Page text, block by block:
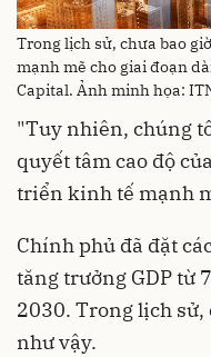
Trong lịch sử, chưa bao
mạnh mẽ cho giai đoạn
Capital. Ảnh minh họa:
"Tuy nhiên, chúng
quyết tâm cao độ
triển kinh tế mạnh
Chính phủ đã đặt
tăng trưởng GDP từ
2030. Trong lịch sử,
như vậy.